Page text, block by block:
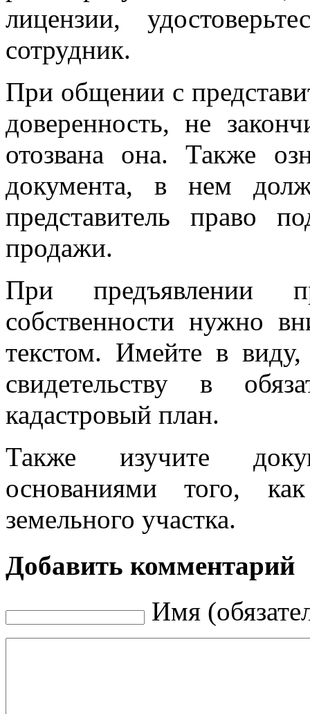
лицензии,
сотрудник.
При общении с
доверенность, не
отозвана она. Также
документа, в нем
представитель право
продажи.
При предъявлении
собственности нужно
текстом. Имейте в
свидетельству в
кадастровый план.
Также изучите
основаниями того,
земельного участка.
Добавить комментарий
Имя